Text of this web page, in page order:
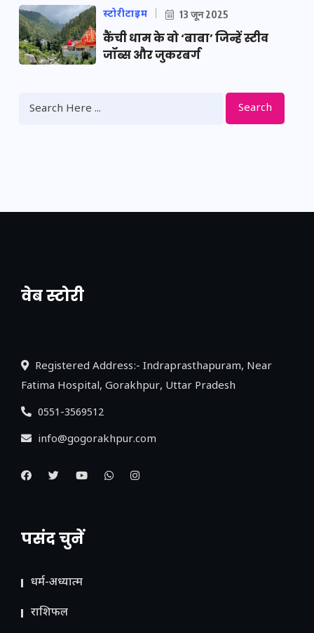
स्टोरीटाइम 13 जून 2025
कैंची धाम के वो ‘बाबा’ जिन्हें स्टीव
जॉब्स और जुकरबर्ग
Search
वेब स्टोरी
नया एक्सप्रेसवे: पूर्वांचल का लक, डेवलपमेंट का
Registered Address:- Indraprasthapuram, Near
Fatima Hospital, Gorakhpur, Uttar Pradesh
0551-3569512
info@gogorakhpur.com
पसंद चुनें
धर्म-अध्यात्म
राशिफल